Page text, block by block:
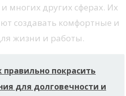
многих других сферах. Их
создавать комфортные и
жизни и работы.
правильно покрасить
для долговечности и